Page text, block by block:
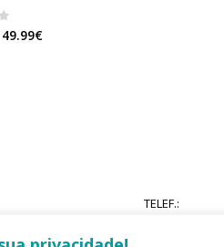
5
49.99€Price
TELEF.:
(+351) 244
rede fixa